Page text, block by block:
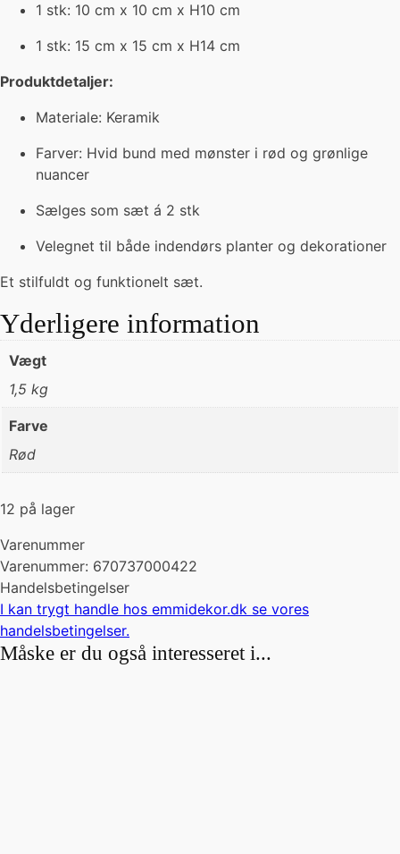
1 stk: 10 cm x 10 cm x H10 cm
1 stk: 15 cm x 15 cm x H14 cm
Produktdetaljer:
Materiale: Keramik
Farver: Hvid bund med mønster i rød og grønlige
nuancer
Sælges som sæt á 2 stk
Velegnet til både indendørs planter og dekorationer
Et stilfuldt og funktionelt sæt.
Yderligere information
Vægt
1,5 kg
Farve
Rød
12 på lager
Varenummer
Varenummer: 670737000422
Handelsbetingelser
I kan trygt handle hos emmidekor.dk se vores
handelsbetingelser.
Måske er du også interesseret i...